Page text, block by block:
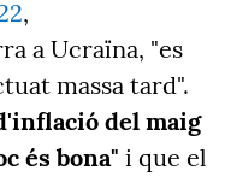
,
a Ucraïna, "es
massa tard".
del maig
és bona" i que el